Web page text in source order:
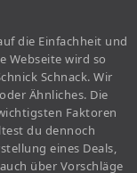
die Einfachheit und
Webseite wird so
Schnack. Wir
Ähnliches. Die
Faktoren
du dennoch
eines Deals,
über Vorschläge